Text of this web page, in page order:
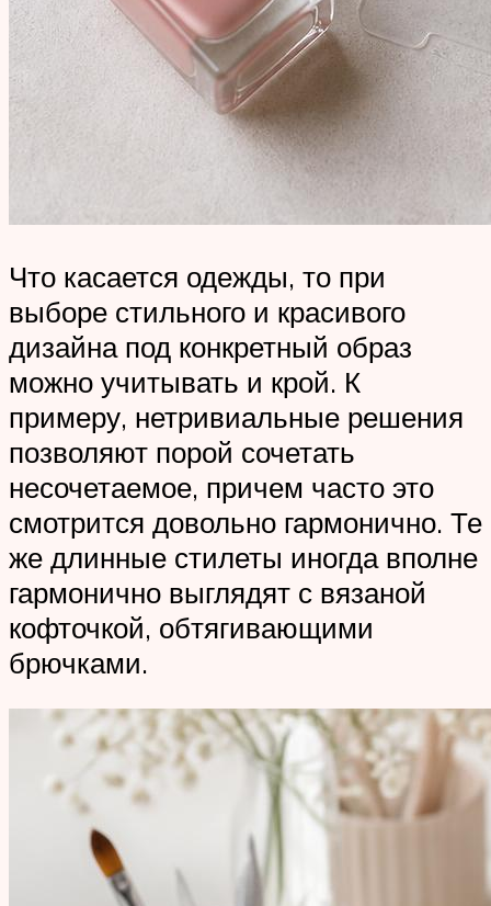
Что касается одежды, то при
выборе стильного и красивого
дизайна под конкретный образ
можно учитывать и крой. К
примеру, нетривиальные решения
позволяют порой сочетать
несочетаемое, причем часто это
смотрится довольно гармонично. Те
же длинные стилеты иногда вполне
гармонично выглядят с вязаной
кофточкой, обтягивающими
брючками.